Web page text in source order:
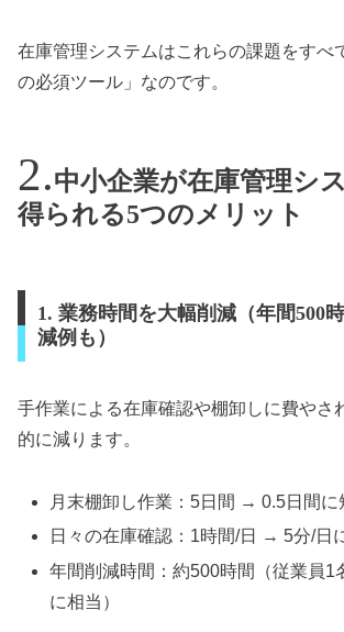
在庫管理システムはこれらの課題をすべ
の必須ツール」なのです。
中小企業が在庫管理シ
得られる5つのメリット
1. 業務時間を大幅削減（年間500
減例も）
手作業による在庫確認や棚卸しに費やさ
的に減ります。
月末棚卸し作業：5日間 → 0.5日間に
日々の在庫確認：1時間/日 → 5分/日
年間削減時間：約500時間（従業員1
に相当）